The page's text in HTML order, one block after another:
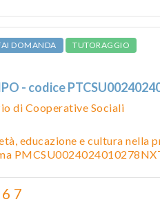
DOMANDA
TUTORAGGIO
- codice
di Cooperative Sociali
educazione e cultura nella
6 7